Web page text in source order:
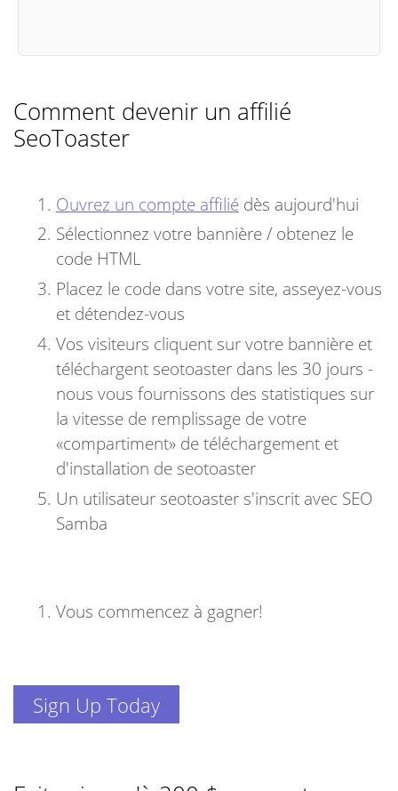
Comment devenir un affilié
SeoToaster
Ouvrez un compte affiliédès aujourd'hui
Sélectionnez votre bannière / obtenez le
code HTML
Placez le code dans votre site, asseyez-vous
et détendez-vous
Vos visiteurs cliquent sur votre bannière et
téléchargent seotoaster dans les 30 jours -
nous vous fournissons des statistiques sur
la vitesse de remplissage de votre
«compartiment» de téléchargement et
d'installation de seotoaster
Un utilisateur seotoaster s'inscrit avec SEO
Samba
Vous commencez à gagner!
Sign Up Today